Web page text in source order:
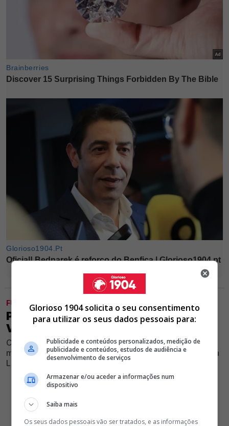
FUTEBOL
PARA MARCAR NA AGENDA! BENFICA
VAI JOGAR DÉRBI NA PRÉ-ÉPOCA
Clube vermelho e branco anunciou através dos seus
meios oficiais um jogo amigável com rival no Estádio da
Luz, dia 24 de julho
Glorioso 1904 solicita o seu consentimento
para utilizar os seus dados pessoais para:
Publicidade e conteúdos personalizados, medição de
publicidade e conteúdos, estudos de audiência e
desenvolvimento de serviços
Armazenar e/ou aceder a informações num
dispositivo
Saiba mais
Os seus dados pessoais vão ser tratados, e as informações